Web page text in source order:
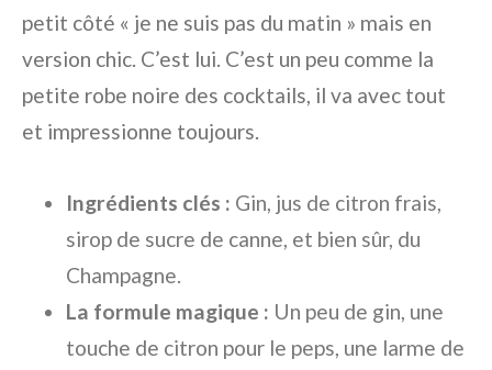
petit côté « je ne suis pas du matin » mais en
version chic. C’est lui. C’est un peu comme la
petite robe noire des cocktails, il va avec tout
et impressionne toujours.
Ingrédients clés : Gin, jus de citron frais,
sirop de sucre de canne, et bien sûr, du
Champagne.
La formule magique : Un peu de gin, une
touche de citron pour le peps, une larme de